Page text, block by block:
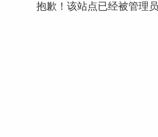
抱歉！该站点已经被管理